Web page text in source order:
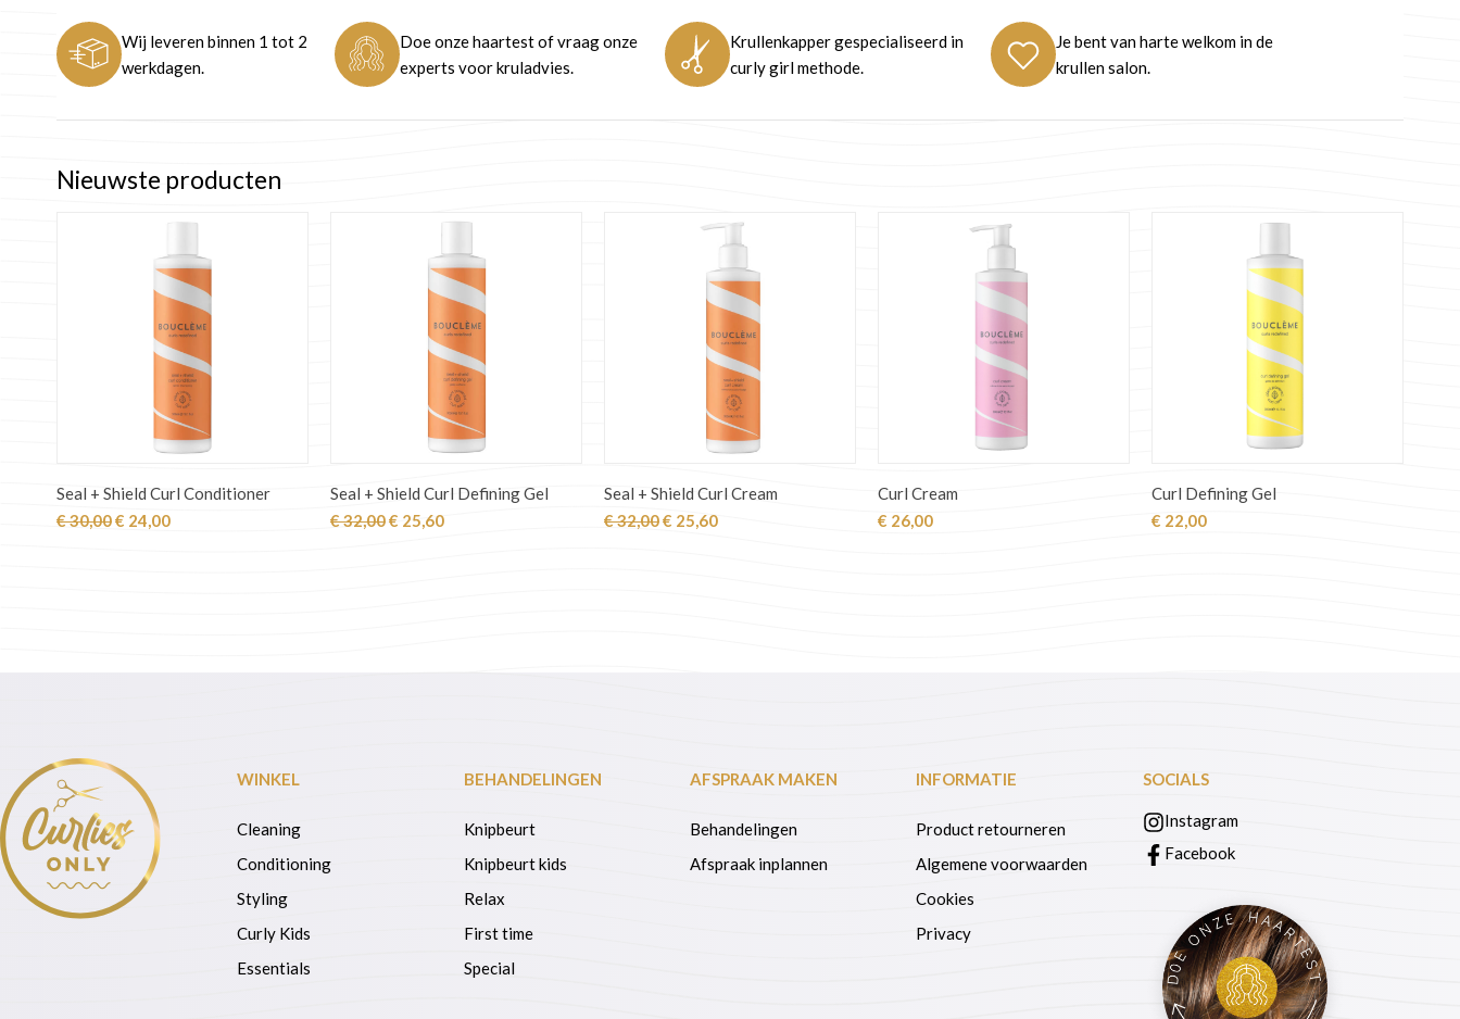
Wij leveren binnen 1 tot 2
werkdagen.
Doe onze haartest of vraag onze
experts voor kruladvies.
Krullenkapper gespecialiseerd in
curly girl methode.
Je bent van harte welkom in de
krullen salon.
Nieuwste producten
Seal + Shield Curl Conditioner
€30,00Oorspronkelijke
€ 24,00Huidige
Seal + Shield Curl Defining Gel
€32,00Oorspronkelijke
€ 25,60Huidige
Seal + Shield Curl Cream
€32,00Oorspronkelijke
€ 25,60Huidige
Curl Cream
€ 26,00
Curl Defining Gel
€ 22,00
WINKEL
Cleaning
Conditioning
Styling
Curly Kids
Essentials
BEHANDELINGEN
Knipbeurt
Knipbeurt kids
Relax
First time
Special
AFSPRAAK MAKEN
Behandelingen
Afspraak inplannen
INFORMATIE
Product retourneren
Algemene voorwaarden
Cookies
Privacy
SOCIALS
Instagram
Facebook